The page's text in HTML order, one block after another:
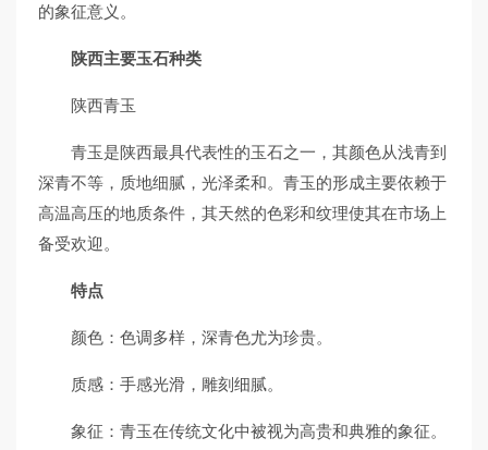
的象征意义。
陕西主要玉石种类
陕西青玉
青玉是陕西最具代表性的玉石之一，其颜色从浅青到
深青不等，质地细腻，光泽柔和。青玉的形成主要依赖于
高温高压的地质条件，其天然的色彩和纹理使其在市场上
备受欢迎。
特点
颜色：色调多样，深青色尤为珍贵。
质感：手感光滑，雕刻细腻。
象征：青玉在传统文化中被视为高贵和典雅的象征。